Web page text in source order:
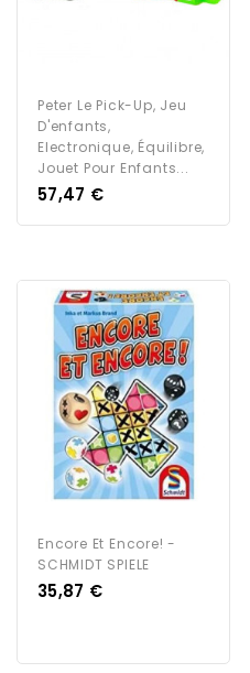
Peter Le Pick-Up, Jeu
D'enfants,
Electronique, Équilibre,
Jouet Pour Enfants...
Prix
57,47 €
Encore Et Encore! -
SCHMIDT SPIELE
Prix
35,87 €